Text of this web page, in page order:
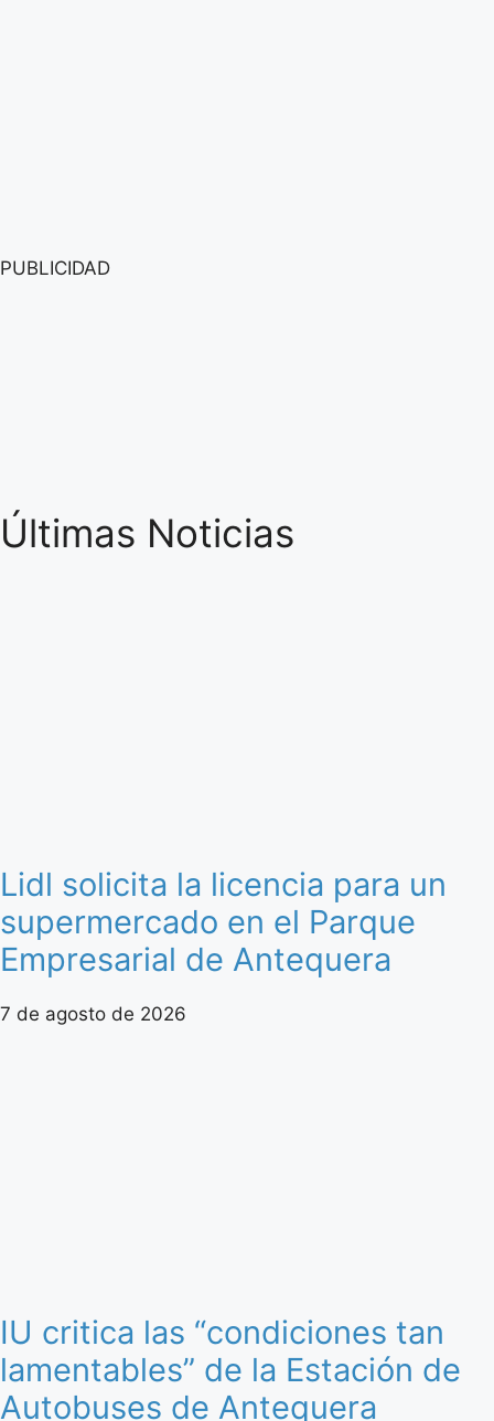
PUBLICIDAD
Últimas Noticias
Lidl solicita la licencia para un
supermercado en el Parque
Empresarial de Antequera
7 de agosto de 2026
IU critica las “condiciones tan
lamentables” de la Estación de
Autobuses de Antequera